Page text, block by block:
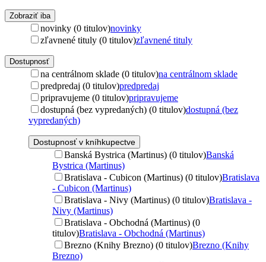
Zobraziť iba
novinky (0 titulov)novinky
zľavnené tituly (0 titulov)zľavnené tituly
Dostupnosť
na centrálnom sklade (0 titulov)na centrálnom sklade
predpredaj (0 titulov)predpredaj
pripravujeme (0 titulov)pripravujeme
dostupná (bez vypredaných) (0 titulov)dostupná (bez
vypredaných)
Dostupnosť v kníhkupectve
Banská Bystrica (Martinus) (0 titulov)Banská
Bystrica (Martinus)
Bratislava - Cubicon (Martinus) (0 titulov)Bratislava
- Cubicon (Martinus)
Bratislava - Nivy (Martinus) (0 titulov)Bratislava -
Nivy (Martinus)
Bratislava - Obchodná (Martinus) (0
titulov)Bratislava - Obchodná (Martinus)
Brezno (Knihy Brezno) (0 titulov)Brezno (Knihy
Brezno)